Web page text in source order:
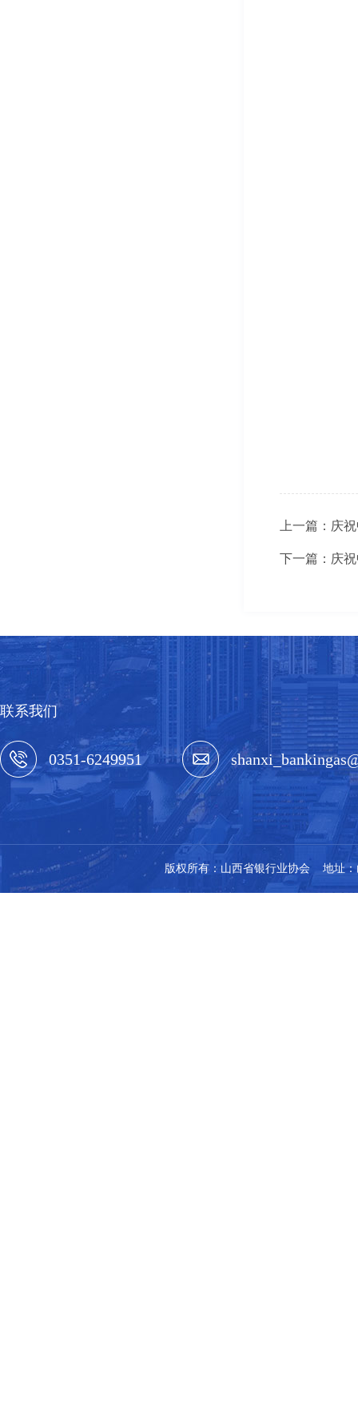
上一篇：庆
下一篇：庆
联系我们
0351-6249951
版权所有：山西省银行业协会 地址